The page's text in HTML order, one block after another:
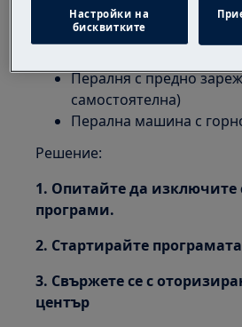
цикъла на изпиране.
Приложимо към:
Пералня с предно
самостоятелна)
Перална машина с
Решение:
1. Опитайте да изключите
програми.
2. Стартирайте
3. Свържете се с
център
Настройки на
бисквитките